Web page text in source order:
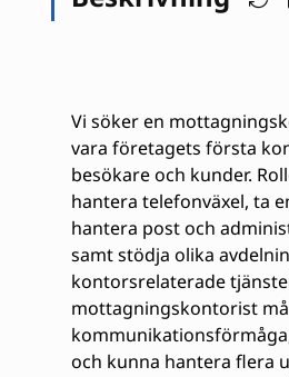
Vi söker en
vara företagets första
besökare och kunder.
hantera telefonväxel, ta
hantera post och
samt stödja olika
kontorsrelaterade
mottagningskontorist
och kunna hantera flera